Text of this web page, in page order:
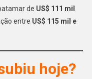
de US$ 111 mil
entre US$ 115 mil e
hoje?